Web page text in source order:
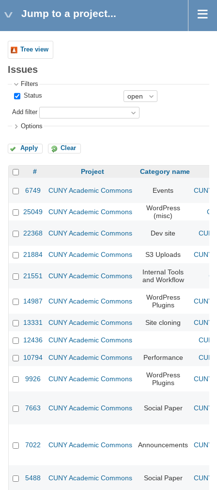
Jump to a project...
Tree view
Issues
Filters
Status
Add filter
Options
Apply Clear
# Project Category name
6749 CUNY Academic Commons Events CUNY
25049 CUNY Academic Commons
WordPress
(misc)
22368 CUNY Academic Commons Dev site
21884 CUNY Academic Commons S3 Uploads CUNY
21551 CUNY Academic Commons
Internal Tools
and Workflow
14987 CUNY Academic Commons
WordPress
Plugins
CUNY
13331 CUNY Academic Commons Site cloning CUNY
12436 CUNY Academic Commons
10794 CUNY Academic Commons Performance
9926 CUNY Academic Commons
WordPress
Plugins
CUNY
7663 CUNY Academic Commons Social Paper CUNY
7022 CUNY Academic Commons Announcements CUNY
5488 CUNY Academic Commons Social Paper CUNY